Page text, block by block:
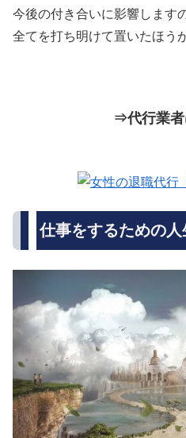
今後の付き合いに影響します
全てを打ち明けて置いたほう
⇒代行業者
仕事をするための人